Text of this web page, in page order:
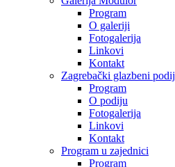
Program
O galeriji
Fotogalerija
Linkovi
Kontakt
Zagrebački glazbeni podij
Program
O podiju
Fotogalerija
Linkovi
Kontakt
Program u zajednici
Program